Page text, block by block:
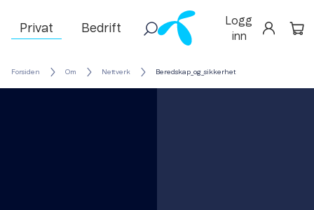
Privat Bedrift
Logg
inn
Forsiden Om Nettverk Beredskap_og_sikkerhet